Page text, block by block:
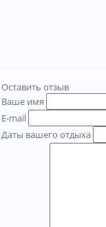
Оставить отзыв
Ваше имя
E-mail
Даты вашего отдыха